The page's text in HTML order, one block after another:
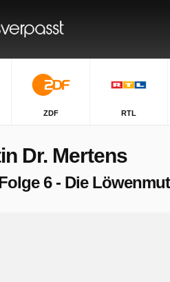
ZDF RTL
Dr. Mertens
6 - Die